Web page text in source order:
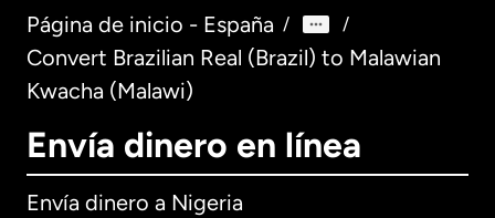
Página de inicio - España / /
Convert Brazilian Real (Brazil) to Malawian
Kwacha (Malawi)
Envía dinero en línea
Envía dinero a Nigeria